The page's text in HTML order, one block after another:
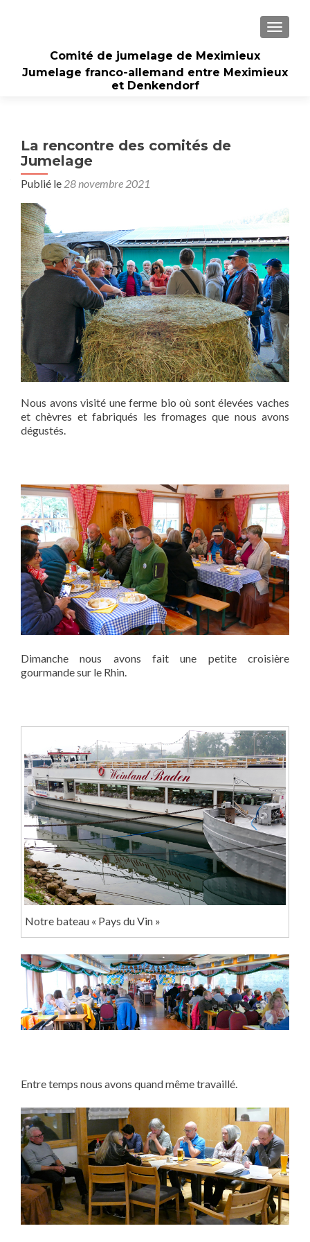
Comité de jumelage de Meximieux
Jumelage franco-allemand entre Meximieux
et Denkendorf
La rencontre des comités de
Jumelage
Publié le 28 novembre 2021
Nous avons visité une ferme bio où sont élevées vaches
et chèvres et fabriqués les fromages que nous avons
dégustés.
Dimanche nous avons fait une petite croisière
gourmande sur le Rhin.
Notre bateau « Pays du Vin »
Entre temps nous avons quand même travaillé.